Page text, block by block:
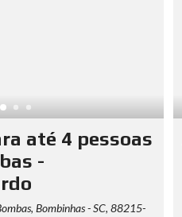
até 4 pessoas
-
Bombinhas - SC, 88215-